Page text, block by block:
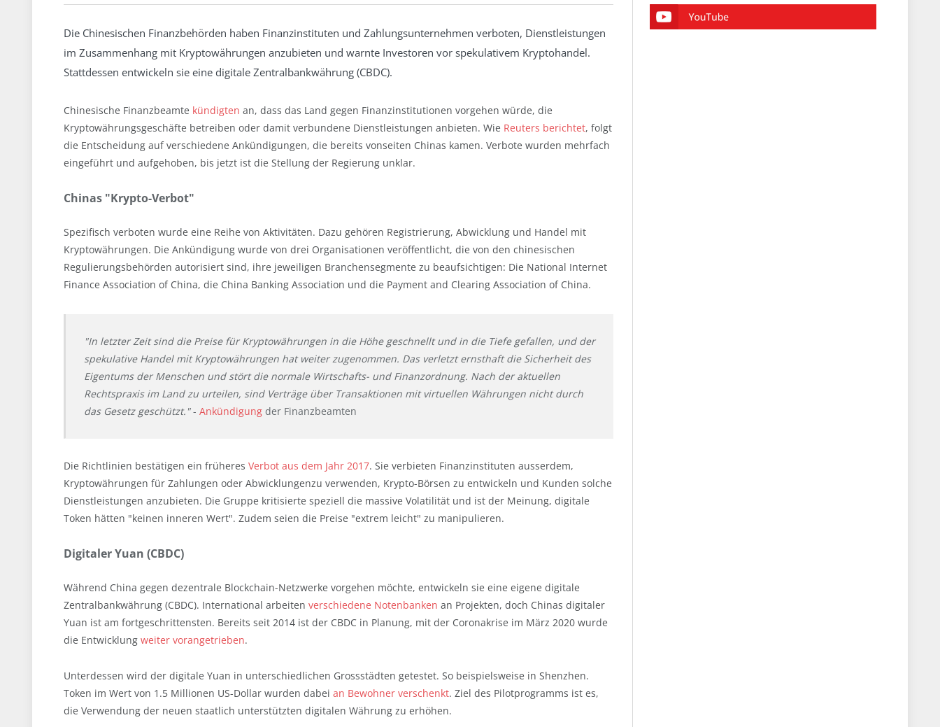
Die Chinesischen Finanzbehörden haben Finanzinstituten und Zahlungsunternehmen verboten, Dienstleistungen
im Zusammenhang mit Kryptowährungen anzubieten und warnte Investoren vor spekulativem Kryptohandel.
Stattdessen entwickeln sie eine digitale Zentralbankwährung (CBDC).
Chinesische Finanzbeamte kündigten an, dass das Land gegen Finanzinstitutionen vorgehen würde, die
Kryptowährungsgeschäfte betreiben oder damit verbundene Dienstleistungen anbieten. Wie Reuters berichtet, folgt
die Entscheidung auf verschiedene Ankündigungen, die bereits vonseiten Chinas kamen. Verbote wurden mehrfach
eingeführt und aufgehoben, bis jetzt ist die Stellung der Regierung unklar.
Chinas "Krypto-Verbot"
Spezifisch verboten wurde eine Reihe von Aktivitäten. Dazu gehören Registrierung, Abwicklung und Handel mit
Kryptowährungen. Die Ankündigung wurde von drei Organisationen veröffentlicht, die von den chinesischen
Regulierungsbehörden autorisiert sind, ihre jeweiligen Branchensegmente zu beaufsichtigen: Die National Internet
Finance Association of China, die China Banking Association und die Payment and Clearing Association of China.
"In letzter Zeit sind die Preise für Kryptowährungen in die Höhe geschnellt und in die Tiefe gefallen, und der
spekulative Handel mit Kryptowährungen hat weiter zugenommen. Das verletzt ernsthaft die Sicherheit des
Eigentums der Menschen und stört die normale Wirtschafts- und Finanzordnung. Nach der aktuellen
Rechtspraxis im Land zu urteilen, sind Verträge über Transaktionen mit virtuellen Währungen nicht durch
das Gesetz geschützt."- Ankündigungder Finanzbeamten
Die Richtlinien bestätigen ein früheres Verbot aus dem Jahr 2017. Sie verbieten Finanzinstituten ausserdem,
Kryptowährungen für Zahlungen oder Abwicklungenzu verwenden, Krypto-Börsen zu entwickeln und Kunden solche
Dienstleistungen anzubieten. Die Gruppe kritisierte speziell die massive Volatilität und ist der Meinung, digitale
Token hätten "keinen inneren Wert". Zudem seien die Preise "extrem leicht" zu manipulieren.
Digitaler Yuan (CBDC)
Während China gegen dezentrale Blockchain-Netzwerke vorgehen möchte, entwickeln sie eine eigene digitale
Zentralbankwährung (CBDC). International arbeiten verschiedene Notenbanken an Projekten, doch Chinas digitaler
Yuan ist am fortgeschrittensten. Bereits seit 2014 ist der CBDC in Planung, mit der Coronakrise im März 2020 wurde
die Entwicklung weiter vorangetrieben.
Unterdessen wird der digitale Yuan in unterschiedlichen Grossstädten getestet. So beispielsweise in Shenzhen.
Token im Wert von 1.5 Millionen US-Dollar wurden dabei an Bewohner verschenkt. Ziel des Pilotprogramms ist es,
die Verwendung der neuen staatlich unterstützten digitalen Währung zu erhöhen.